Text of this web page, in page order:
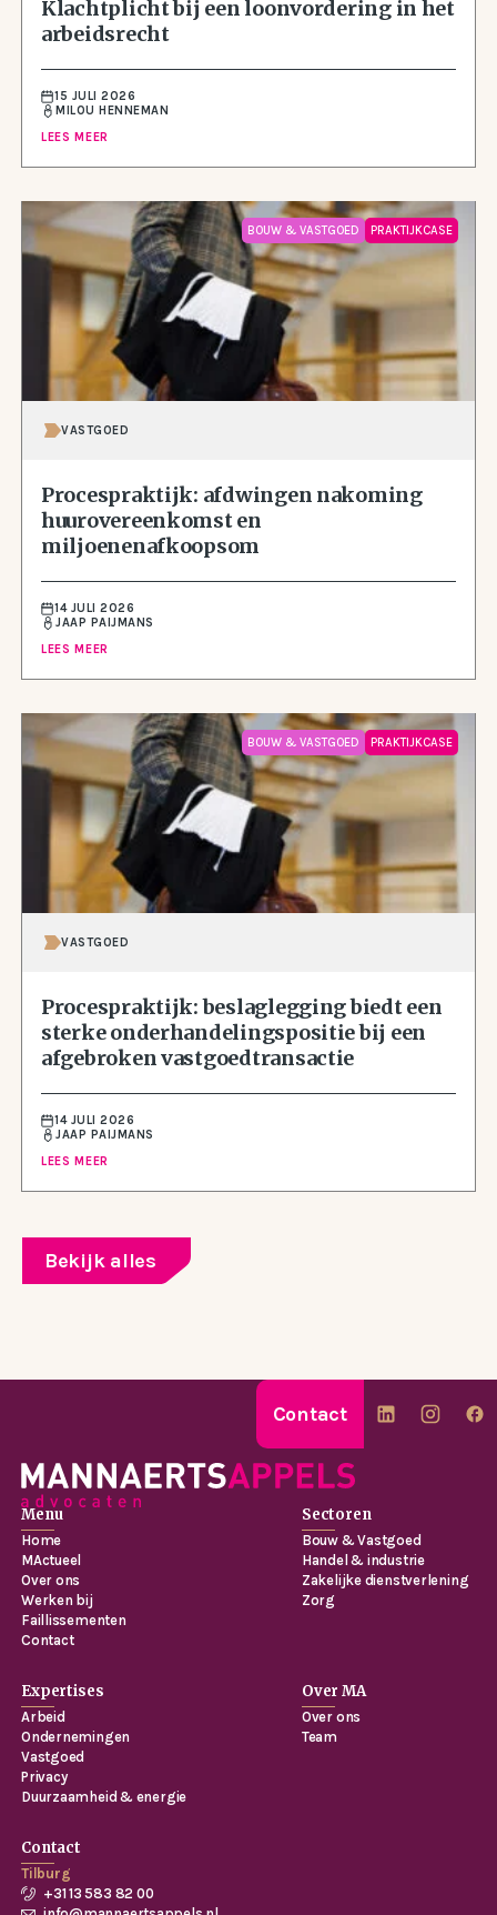
Klachtplicht bij een loonvordering in het
arbeidsrecht
15 JULI 2026
MILOU HENNEMAN
LEES MEER
BOUW & VASTGOED PRAKTIJKCASE
VASTGOED
Procespraktijk: afdwingen nakoming
huurovereenkomst en
miljoenenafkoopsom
14 JULI 2026
JAAP PAIJMANS
LEES MEER
BOUW & VASTGOED PRAKTIJKCASE
VASTGOED
Procespraktijk: beslaglegging biedt een
sterke onderhandelingspositie bij een
afgebroken vastgoedtransactie
14 JULI 2026
JAAP PAIJMANS
LEES MEER
Bekijk alles
Contact
Menu
Home
MActueel
Over ons
Werken bij
Faillissementen
Contact
Sectoren
Bouw & Vastgoed
Handel & industrie
Zakelijke dienstverlening
Zorg
Expertises
Arbeid
Ondernemingen
Vastgoed
Privacy
Duurzaamheid & energie
Over MA
Over ons
Team
Contact
Tilburg
+31 13 583 82 00